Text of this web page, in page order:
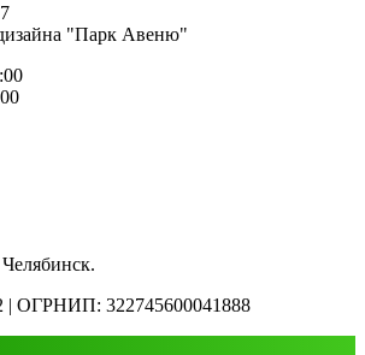
"Парк Авеню"
| ОГРНИП: 322745600041888